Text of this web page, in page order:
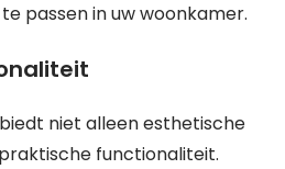
passen in uw woonkamer.
niet alleen esthetische
functionaliteit.